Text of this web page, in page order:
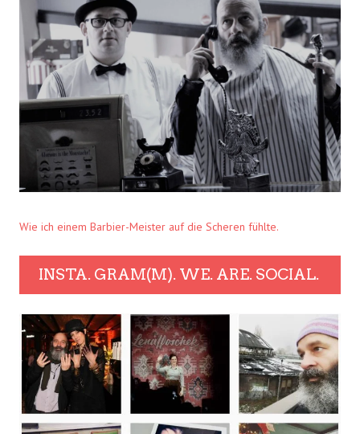
Wie ich einem Barbier-Meister auf die Scheren fühlte.
INSTA. GRAM(M). WE. ARE. SOCIAL.